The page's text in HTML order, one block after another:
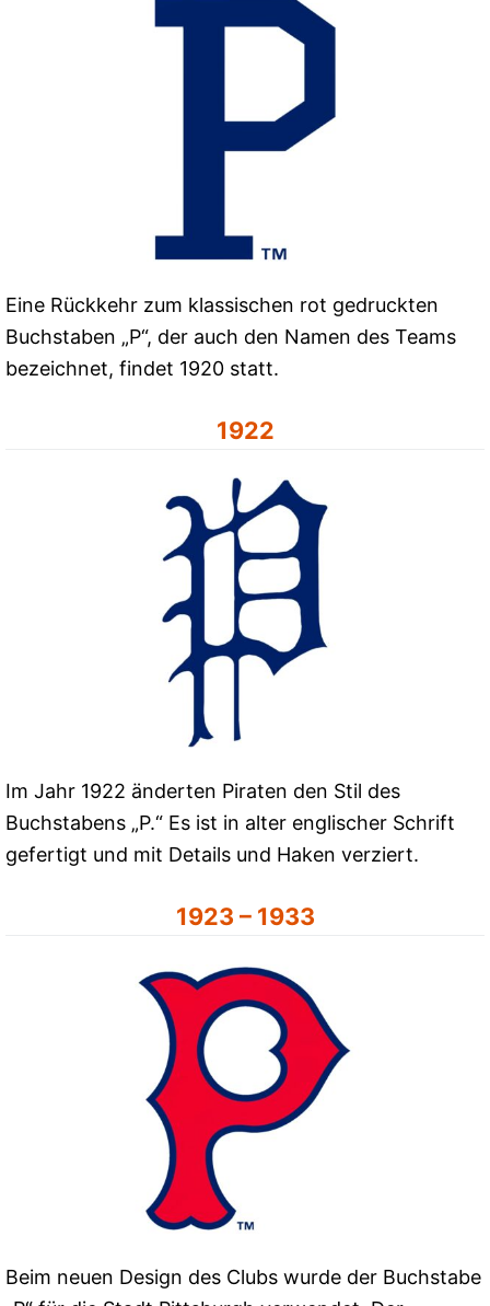
Eine Rückkehr zum klassischen rot gedruckten
Buchstaben „P“, der auch den Namen des Teams
bezeichnet, findet 1920 statt.
1922
Im Jahr 1922 änderten Piraten den Stil des
Buchstabens „P.“ Es ist in alter englischer Schrift
gefertigt und mit Details und Haken verziert.
1923 – 1933
Beim neuen Design des Clubs wurde der Buchstabe